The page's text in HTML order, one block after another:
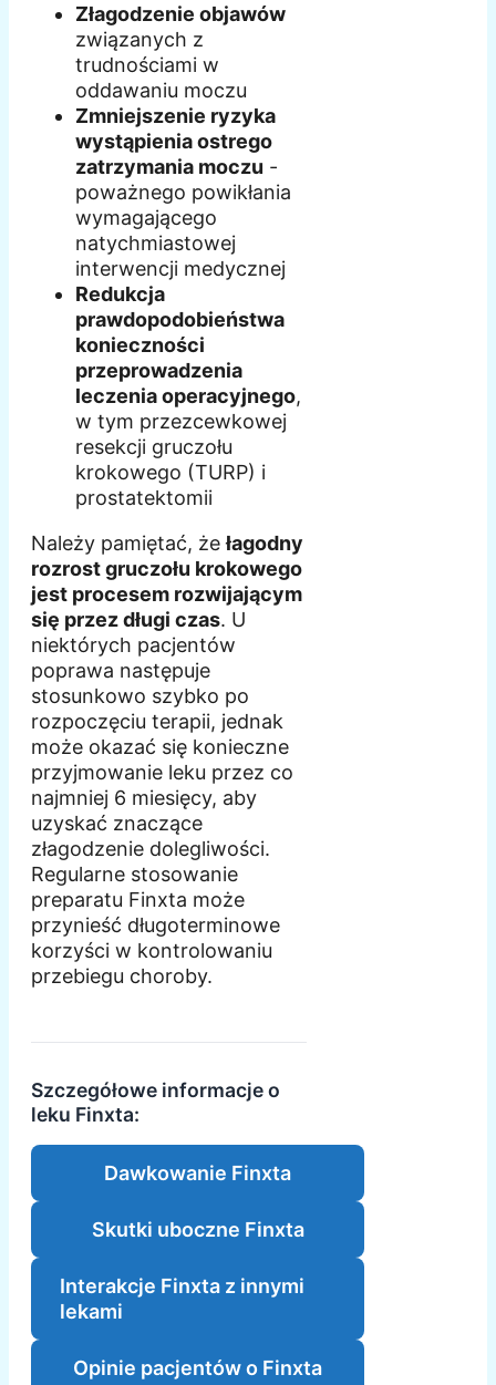
Złagodzenie objawów
związanych z
trudnościami w
oddawaniu moczu
Zmniejszenie ryzyka
wystąpienia ostrego
zatrzymania moczu -
poważnego powikłania
wymagającego
natychmiastowej
interwencji medycznej
Redukcja
prawdopodobieństwa
konieczności
przeprowadzenia
leczenia operacyjnego,
w tym przezcewkowej
resekcji gruczołu
krokowego (TURP) i
prostatektomii
Należy pamiętać, żełagodny
rozrost gruczołu krokowego
jest procesem rozwijającym
się przez długi czas. U
niektórych pacjentów
poprawa następuje
stosunkowo szybko po
rozpoczęciu terapii, jednak
może okazać się konieczne
przyjmowanie leku przez co
najmniej 6 miesięcy, aby
uzyskać znaczące
złagodzenie dolegliwości.
Regularne stosowanie
preparatu Finxta może
przynieść długoterminowe
korzyści w kontrolowaniu
przebiegu choroby.
Szczegółowe informacje o
leku Finxta:
Dawkowanie Finxta
Skutki uboczne Finxta
Interakcje Finxta z innymi
lekami
Opinie pacjentów o Finxta